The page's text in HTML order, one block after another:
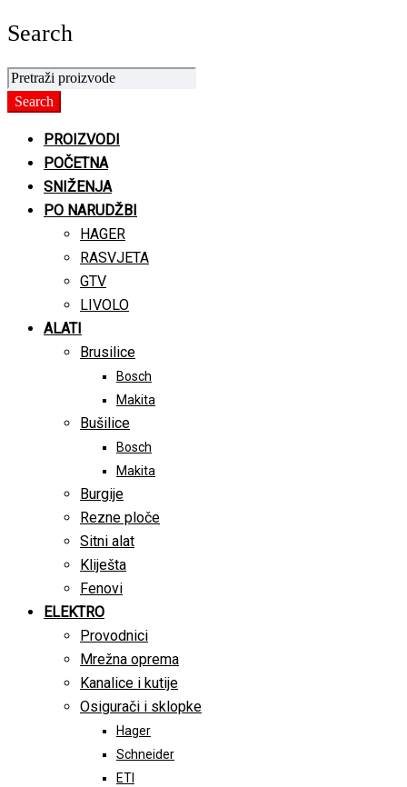
Search
PROIZVODI
POČETNA
SNIŽENJA
PO NARUDŽBI
HAGER
RASVJETA
GTV
LIVOLO
ALATI
Brusilice
Bosch
Makita
Bušilice
Bosch
Makita
Burgije
Rezne ploče
Sitni alat
Kliješta
Fenovi
ELEKTRO
Provodnici
Mrežna oprema
Kanalice i kutije
Osigurači i sklopke
Hager
Schneider
ETI